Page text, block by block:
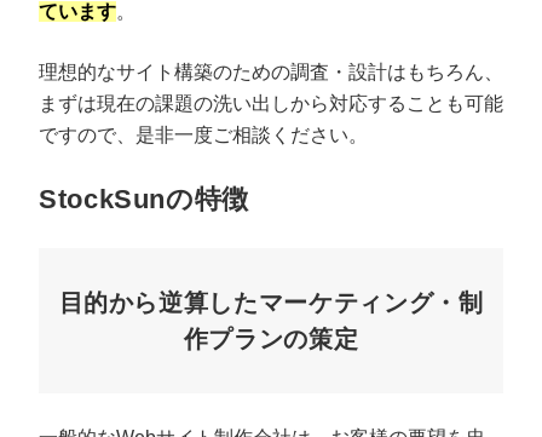
ています。
理想的なサイト構築のための調査・設計はもちろん、
まずは現在の課題の洗い出しから対応することも可能
ですので、是非一度ご相談ください。
StockSunの特徴
目的から逆算したマーケティング・制
作プランの策定